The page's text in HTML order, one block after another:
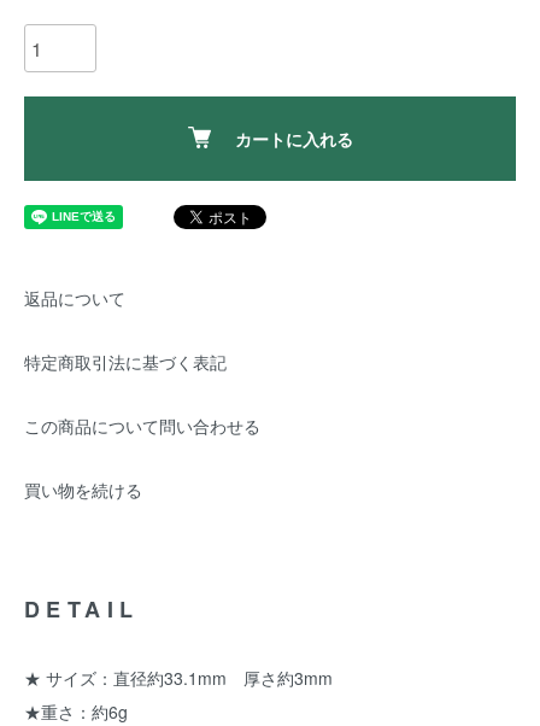
カートに入れる
返品について
特定商取引法に基づく表記
この商品について問い合わせる
買い物を続ける
DETAIL
★ サイズ：直径約33.1mm 厚さ約3mm
★重さ：約6g